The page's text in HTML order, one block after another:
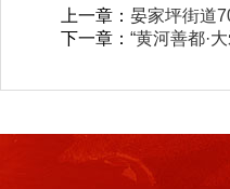
上一章： 晏家坪街道
下一章： “黄河善都·